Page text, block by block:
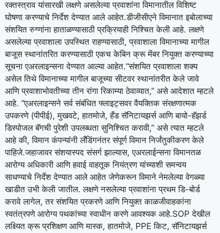
रक्तस्त्राव यांसारखी लक्षणे असलेल्या प्रवाशांना विमानातील विशिष्ट
घोषणा करण्याचे निर्देश देण्यात आले आहेत.डीजीसीएने विमानात इबोलाच्या
संशयित रुग्णांना हाताळण्यासाठी प्रक्रियाही निश्चित केली आहे. लक्षणे
असलेल्या प्रवाशाला उपस्थित राहण्यासाठी, प्रवाशाला विमानाच्या मागील
बाजूस स्थानांतरित करण्यासाठी एकच केबिन क्रू मेंबर नियुक्त करण्याच्या
सूचना एअरलाइन्सना देण्यात आल्या आहेत.“संशयित प्रवाशाला शक्य
असेल तिथे विमानाच्या मागील बाजूच्या सीटवर स्थानांतरीत केले जावे
आणि प्रवाशाभोवतीच्या तीन रांगा रिकाम्या ठेवाव्यात,” असे आदेशात म्हटले
आहे. “एअरलाइन्सने सर्व संबंधित फ्लाइट्सवर वैयक्तिक संरक्षणात्मक
उपकरणे (पीपीई), मुखवटे, हातमोजे, हँड सॅनिटायझर्स आणि बायो-हॅझर्ड
डिस्पोजल बॅगची पुरेशी उपलब्धता सुनिश्चित करावी,” असे त्यात म्हटले
आहे की, विमान कंपन्यांनी लँडिंगनंतर संपूर्ण विमान निर्जंतुकीकरण केले
पाहिजे.जहाजावर संशयास्पद संसर्ग झाल्यास, एअरलाईन्सना विमानतळ
आरोग्य अधिकारी आणि हवाई वाहतूक नियंत्रण यांच्याशी समन्वय
साधण्याचे निर्देश देण्यात आले आहेत जेणेकरून विमाने नेमलेल्या वेगळ्या
खाडीत उभी केली जातील. लक्षणे नसलेल्या प्रवाशांना प्रथम डि-बोर्ड
करावे लागेल, तर संशयित प्रकरणे आणि नियुक्त काळजीवाहकांना
स्वतंत्रपणे आरोग्य पथकांच्या स्वाधीन करणे आवश्यक आहे.SOP देखील
लक्ष्यित क्रू प्रशिक्षण आणि मास्क, हातमोजे, PPE किट, सॅनिटायझर्स